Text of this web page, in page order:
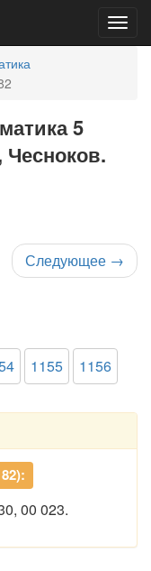
5
Следующее →
1155 1156
00 023.